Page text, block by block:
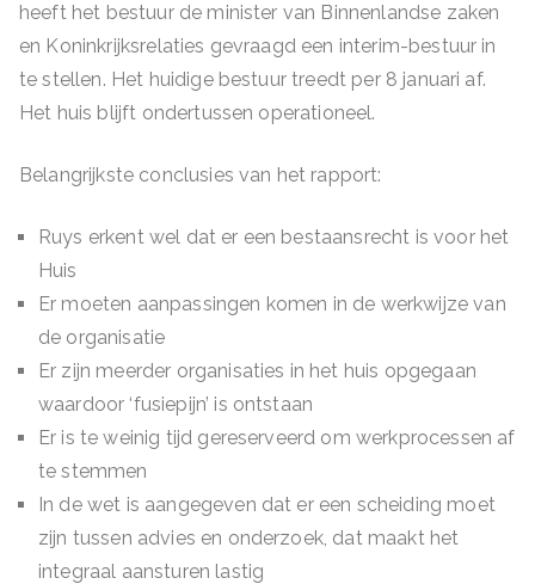
heeft het bestuur de minister van Binnenlandse zaken
en Koninkrijksrelaties gevraagd een interim-bestuur in
te stellen. Het huidige bestuur treedt per 8 januari af.
Het huis blijft ondertussen operationeel.
Belangrijkste conclusies van het rapport:
Ruys erkent wel dat er een bestaansrecht is voor het
Huis
Er moeten aanpassingen komen in de werkwijze van
de organisatie
Er zijn meerder organisaties in het huis opgegaan
waardoor ‘fusiepijn’ is ontstaan
Er is te weinig tijd gereserveerd om werkprocessen af
te stemmen
In de wet is aangegeven dat er een scheiding moet
zijn tussen advies en onderzoek, dat maakt het
integraal aansturen lastig